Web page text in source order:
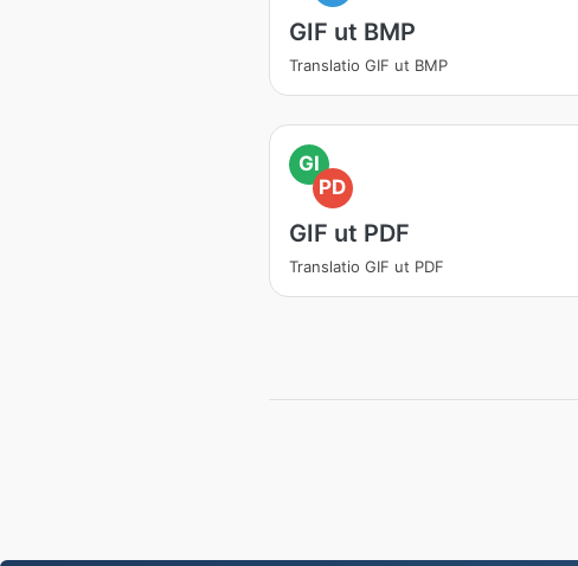
GIF ut BMP
Translatio GIF ut BMP
GI
PD
GIF ut PDF
Translatio GIF ut PDF